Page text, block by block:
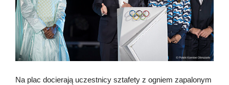
Na plac docierają uczestnicy sztafety z ogniem zapalonym